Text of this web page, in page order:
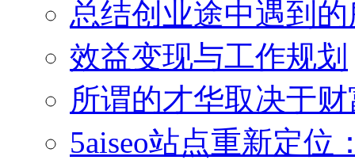
总结创业途中遇到
效益变现与工作规划
所谓的才华取决于
5aiseo站点重新定位